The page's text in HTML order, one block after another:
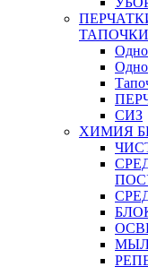
ТАПОЧКИ
СИЗ
ХИМИЯ